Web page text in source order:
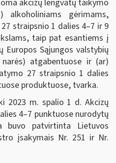
akcizų lengvatų taikymo
gėrimams,
straipsnio 1 dalies 4–7 ir 9
taip pat esantiems į
Europos Sąjungos valstybių
atgabentuose ir (ar)
27 straipsnio 1 dalies
produktuose, tvarka.
2023 m. spalio 1 d. Akcizų
4–7 punktuose nurodytų
buvo patvirtinta Lietuvos
įsakymais Nr. 251 ir Nr.